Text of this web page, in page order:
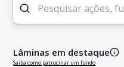
Lâminas em destaque
Saiba como patrocinar um fundo